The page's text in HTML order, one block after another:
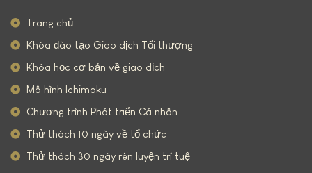
Trang chủ
Khóa đào tạo Giao dịch Tối thượng
Khóa học cơ bản về giao dịch
Mô hình Ichimoku
Chương trình Phát triển Cá nhân
Thử thách 10 ngày về tổ chức
Thử thách 30 ngày rèn luyện trí tuệ